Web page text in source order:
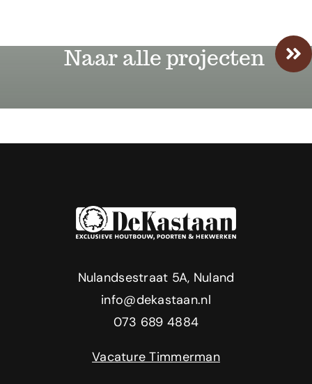
Naar alle projecten
Nulandsestraat 5A, Nuland
info@dekastaan.nl
073 689 4884
Vacature Timmerman